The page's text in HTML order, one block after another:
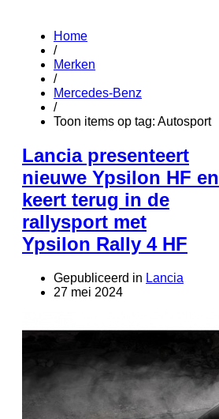
Home
/
Merken
/
Mercedes-Benz
/
Toon items op tag: Autosport
Lancia presenteert
nieuwe Ypsilon HF en
keert terug in de
rallysport met
Ypsilon Rally 4 HF
Gepubliceerd in Lancia
27 mei 2024